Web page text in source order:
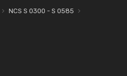
NCS S 0300 - S 0585